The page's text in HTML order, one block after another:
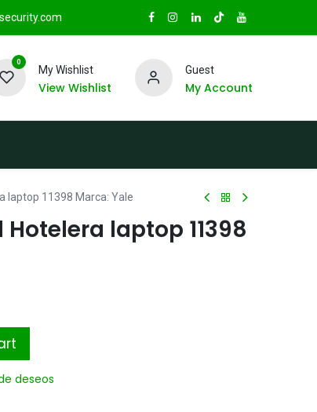
0
My Wishlist
View Wishlist
Guest
My Account
laptop 11398 Marca: Yale
laptop 11398
deseos